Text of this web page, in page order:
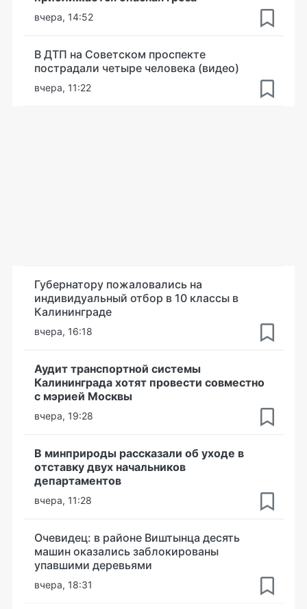
вчера, 14:52
В ДТП на Советском проспекте
пострадали четыре человека (видео)
вчера, 11:22
Губернатору пожаловались на
индивидуальный отбор в 10 классы в
Калининграде
вчера, 16:18
Аудит транспортной системы
Калининграда хотят провести совместно
с мэрией Москвы
вчера, 19:28
В минприроды рассказали об уходе в
отставку двух начальников
департаментов
вчера, 11:28
Очевидец: в районе Виштынца десять
машин оказались заблокированы
упавшими деревьями
вчера, 18:31